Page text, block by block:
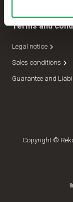
Terms and
Legal notice
Sales conditions
Guarantee and
Copyright ©